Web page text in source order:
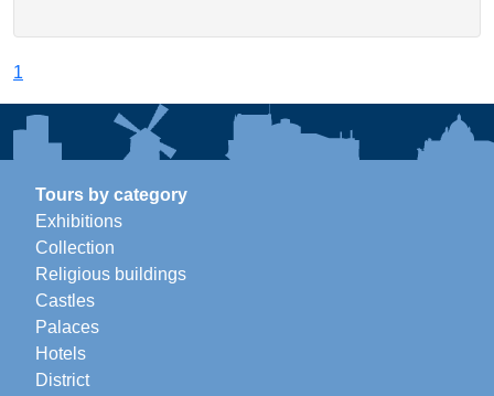
1
Tours by category
Exhibitions
Collection
Religious buildings
Castles
Palaces
Hotels
District